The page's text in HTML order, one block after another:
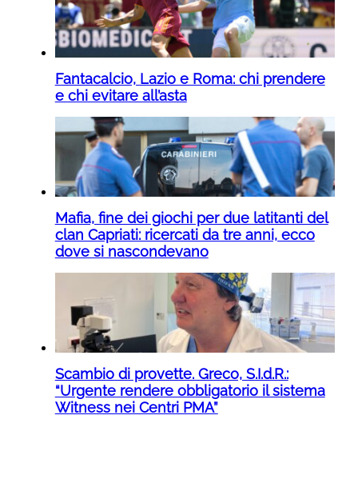
Fantacalcio, Lazio e Roma: chi prendere
e chi evitare all’asta
Mafia, fine dei giochi per due latitanti del
clan Capriati: ricercati da tre anni, ecco
dove si nascondevano
Scambio di provette. Greco, S.I.d.R.:
“Urgente rendere obbligatorio il sistema
Witness nei Centri PMA”